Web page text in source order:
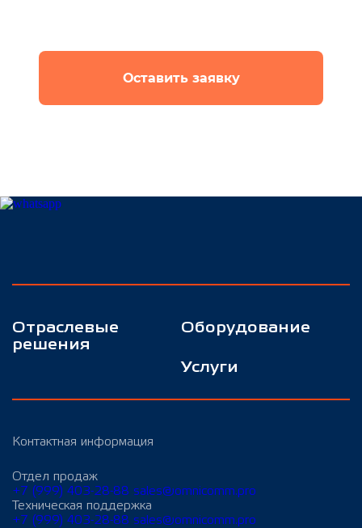
Оставить заявку
Отраслевые
решения
Оборудование
Услуги
Контактная информация
Отдел продаж
+7 (999) 403-28-88 sales@omnicomm.pro
Техническая поддержка
+7 (999) 403-28-88 sales@omnicomm.pro